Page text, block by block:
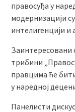
правосуђа у
модернизацији
интелигенцији и
Заинтересовани
трибини
правцима ће
у наредној
Панелисти